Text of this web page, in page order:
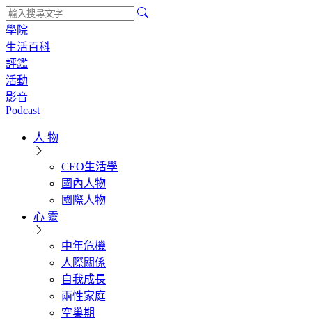
學院
生活百科
評鑑
活動
影音
Podcast
人 物
CEO生活學
國內人物
國際人物
心 靈
中年危機
人際關係
自我成長
兩性家庭
空巢期